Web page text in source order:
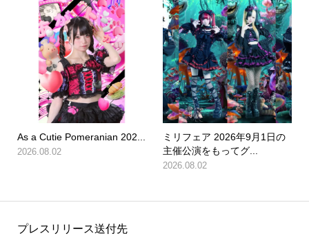
As a Cutie Pomeranian 202...
2026.08.02
ミリフェア 2026年9月1日の
主催公演をもってグ...
2026.08.02
プレスリリース送付先